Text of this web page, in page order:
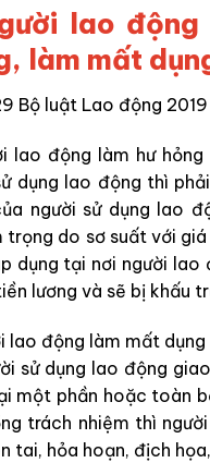
lao
làm mất
Bộ luật Lao động
lao động làm hư
dụng lao động thì
người sử dụng lao
trọng do sơ suất với
dụng tại nơi người lao
lương và sẽ bị khấu
lao động làm mất
sử dụng lao động
một phần hoặc toàn
trách nhiệm thì
tai, hỏa hoạn, địch